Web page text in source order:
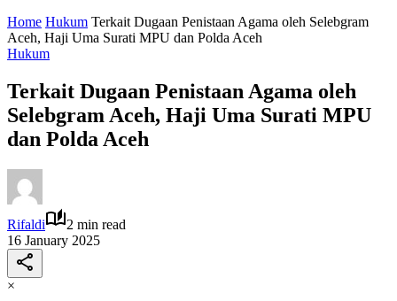
Home Hukum Terkait Dugaan Penistaan Agama oleh Selebgram
Aceh, Haji Uma Surati MPU dan Polda Aceh
Hukum
Terkait Dugaan Penistaan Agama oleh
Selebgram Aceh, Haji Uma Surati MPU
dan Polda Aceh
Rifaldi
2 min read
16 January 2025
×